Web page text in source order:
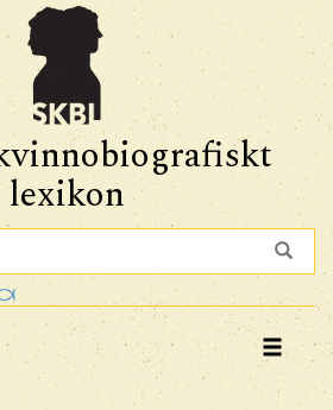
lexikon